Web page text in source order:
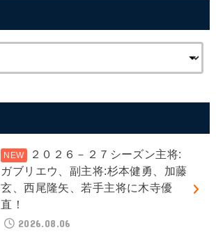
２０２６－２７シーズン主将:
ガブリエウ、副主将:杉本健勇、加藤
玄、西尾隆矢、若手主将に木寺優
直！
2026.08.06